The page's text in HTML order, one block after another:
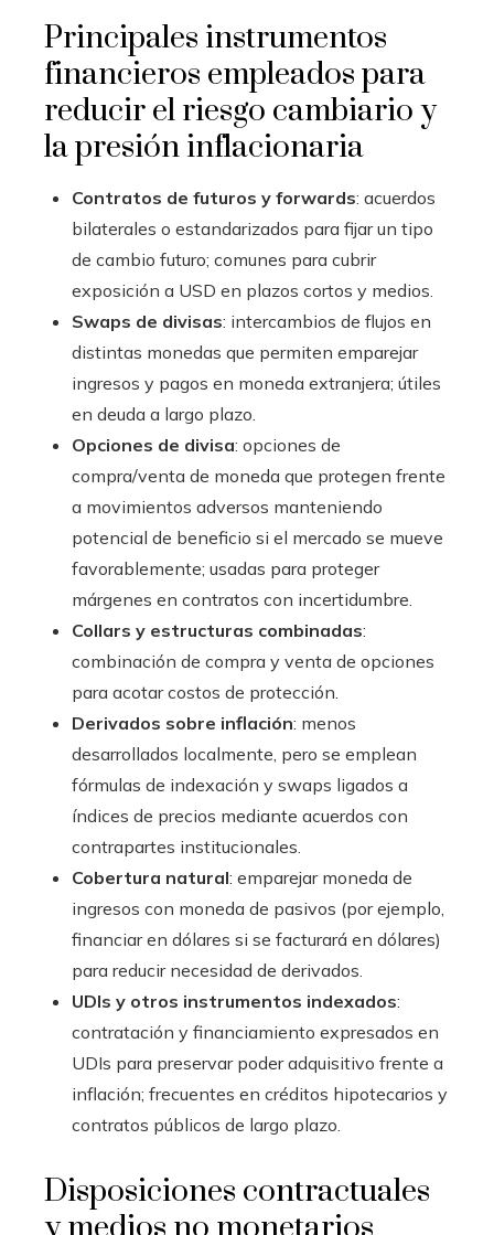
Principales instrumentos
financieros empleados para
reducir el riesgo cambiario y
la presión inflacionaria
Contratos de futuros y forwards: acuerdos
bilaterales o estandarizados para fijar un tipo
de cambio futuro; comunes para cubrir
exposición a USD en plazos cortos y medios.
Swaps de divisas: intercambios de flujos en
distintas monedas que permiten emparejar
ingresos y pagos en moneda extranjera; útiles
en deuda a largo plazo.
Opciones de divisa: opciones de
compra/venta de moneda que protegen frente
a movimientos adversos manteniendo
potencial de beneficio si el mercado se mueve
favorablemente; usadas para proteger
márgenes en contratos con incertidumbre.
Collars y estructuras combinadas:
combinación de compra y venta de opciones
para acotar costos de protección.
Derivados sobre inflación: menos
desarrollados localmente, pero se emplean
fórmulas de indexación y swaps ligados a
índices de precios mediante acuerdos con
contrapartes institucionales.
Cobertura natural: emparejar moneda de
ingresos con moneda de pasivos (por ejemplo,
financiar en dólares si se facturará en dólares)
para reducir necesidad de derivados.
UDIs y otros instrumentos indexados:
contratación y financiamiento expresados en
UDIs para preservar poder adquisitivo frente a
inflación; frecuentes en créditos hipotecarios y
contratos públicos de largo plazo.
Disposiciones contractuales